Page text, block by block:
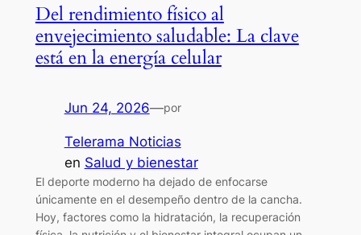
Del rendimiento físico al
envejecimiento saludable: La clave
está en la energía celular
Jun 24, 2026—por
Telerama Noticias
en Salud y bienestar
El deporte moderno ha dejado de enfocarse
únicamente en el desempeño dentro de la cancha.
Hoy, factores como la hidratación, la recuperación